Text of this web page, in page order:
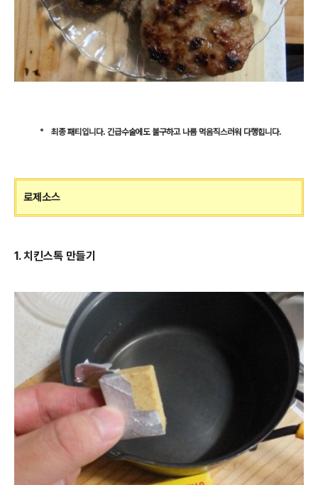
최종 패티입니다. 긴급수술에도 불구하고 나름 먹음직스러워 다행힙니다.
로제소스
1. 치킨스톡 만들기